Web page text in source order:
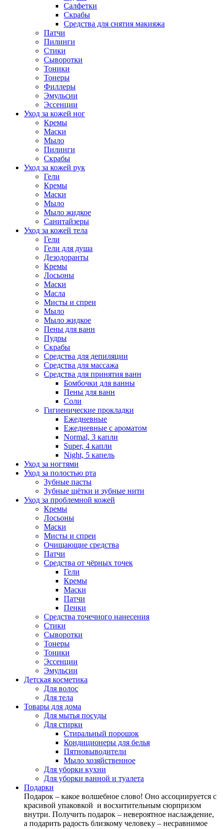
Салфетки
Скрабы
Средства для снятия макияжа
Патчи
Пилинги
Стики
Сыворотки
Тоники
Тонеры
Филлеры
Эмульсии
Эссенции
Уход за кожей ног
Кремы
Маски
Мыло
Пилинги
Скрабы
Уход за кожей рук
Гели
Кремы
Маски
Мыло
Мыло жидкое
Санитайзеры
Уход за кожей тела
Гели
Гели для душа
Дезодоранты
Кремы
Лосьоны
Маски
Масла
Мисты и спреи
Мыло
Мыло жидкое
Пены для ванн
Пудры
Скрабы
Средства для депиляции
Средства для массажа
Средства для принятия ванн
Бомбочки для ванны
Пены для ванн
Соли
Гигиенические прокладки
Ежедневные
Ежедневные с ароматом
Normal, 3 капли
Super, 4 капли
Night, 5 капель
Уход за ногтями
Уход за полостью рта
Зубные пасты
Зубные щётки и зубные нити
Уход за проблемной кожей
Кремы
Лосьоны
Маски
Мисты и спреи
Очищающие средства
Патчи
Средства от чёрных точек
Гели
Кремы
Маски
Патчи
Пенки
Средства точечного нанесения
Стики
Сыворотки
Тонеры
Тоники
Эссенции
Эмульсии
Детская косметика
Для волос
Для тела
Товары для дома
Для мытья посуды
Для стирки
Стиральный порошок
Кондиционеры для белья
Пятновыводители
Мыло хозяйственное
Для уборки кухни
Для уборки ванной и туалета
Подарки
Подарок – какое волшебное слово! Оно ассоциируется с
красивой упаковкой и восхитительным сюрпризом
внутри. Получить подарок – невероятное наслаждение,
а подарить радость близкому человеку – несравнимое